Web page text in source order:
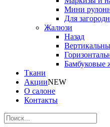
Мини
Для
Жалюзи
Назад
Бамбуковые
Ткани
АкцииNEW
О салоне
Контакты